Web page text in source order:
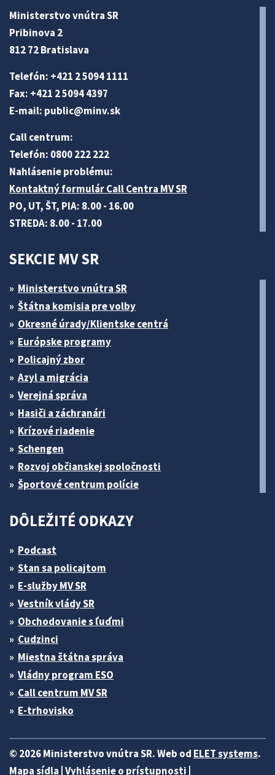
Ministerstvo vnútra SR
Pribinova 2
812 72 Bratislava
Telefón: +421 2 5094 1111
Fax: +421 2 5094 4397
E-mail: public@minv.sk
Call centrum:
Telefón: 0800 222 222
Nahlásenie problému:
Kontaktný formulár Call Centra MV SR
PO, UT, ŠT, PIA: 8.00 - 16.00
STREDA: 8.00 - 17.00
SEKCIE MV SR
Ministerstvo vnútra SR
Štátna komisia pre volby
Okresné úrady/Klientske centrá
Európske programy
Policajný zbor
Azyl a migrácia
Verejná správa
Hasiči a záchranári
Krízové riadenie
Schengen
Rozvoj občianskej spoločnosti
Športové centrum polície
DÔLEŽITÉ ODKAZY
Podcast
Stan sa policajtom
E-služby MV SR
Vestník vlády SR
Obchodovanie s ľuďmi
Cudzinci
Miestna štátna správa
Vládny program ESO
Call centrum MV SR
E-trhovisko
© 2026 Ministerstvo vnútra SR. Web od ELET systems.
Mapa sídla Vyhlásenie o prístupnosti